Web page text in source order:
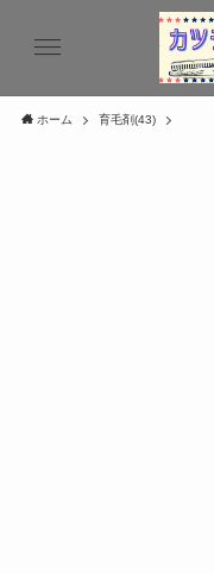
ホーム 育毛剤(43)